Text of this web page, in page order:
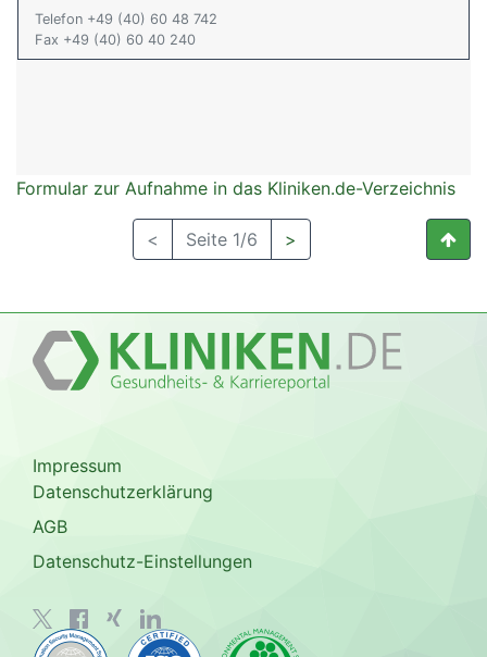
Telefon +49 (40) 60 48 742
Fax +49 (40) 60 40 240
Formular zur Aufnahme in das Kliniken.de-Verzeichnis
< Seite 1/6 >
Impressum
Datenschutzerklärung
AGB
Datenschutz-Einstellungen